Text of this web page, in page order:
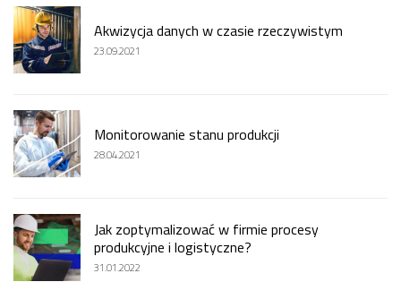
Akwizycja danych w czasie rzeczywistym
23.09.2021
Monitorowanie stanu produkcji
28.04.2021
Jak zoptymalizować w firmie procesy
produkcyjne i logistyczne?
31.01.2022